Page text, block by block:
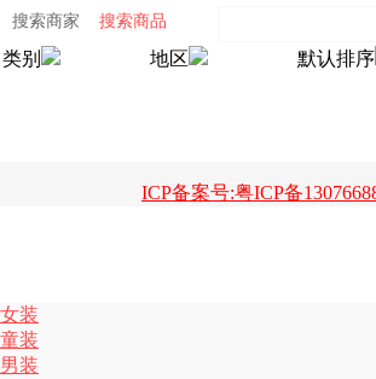
搜索商家 搜索商品
类别 地区 默认排序
ICP备案号:粤ICP备
女装
童装
男装